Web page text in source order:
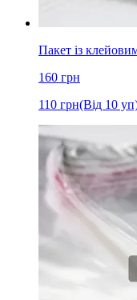
Пакет із
160 грн
110 грн(Від 10